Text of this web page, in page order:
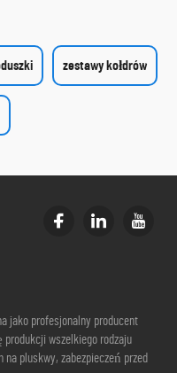
zestawy kołdrów
jako profesjonalny producent
wszelkiego rodzaju
na pluskwy, zabezpieczeń przed